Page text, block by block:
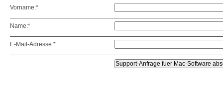
Vorname:*
Name:*
E-Mail-Adresse:*